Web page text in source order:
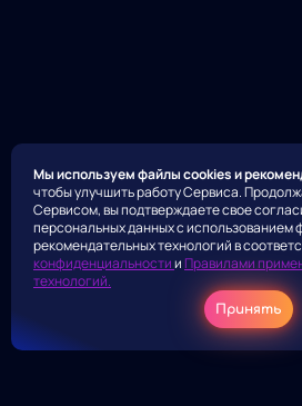
Мы используем файлы cookies и
чтобы улучшить работу Сервиса.
Сервисом, вы подтверждаете свое
персональных данных с использованием
рекомендательных технологий в
конфиденциальностии Правилами
технологий.
Принять